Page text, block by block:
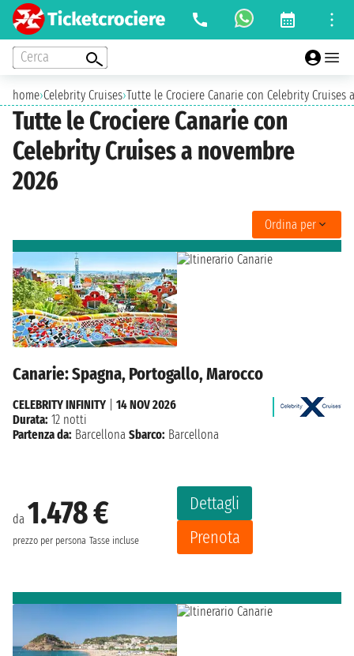
Cerca
home›Celebrity Cruises›Tutte le Crociere Canarie con Celebrity Cruises
Tutte le Crociere Canarie con
Celebrity Cruises a novembre
2026
Ordina per
Canarie: Spagna, Portogallo, Marocco
da 1.478 €
prezzo per persona Tasse incluse
Dettagli
Prenota
CELEBRITY INFINITY
14 NOV 2026
Durata: 12 notti
Partenza da: Barcellona Sbarco: Barcellona